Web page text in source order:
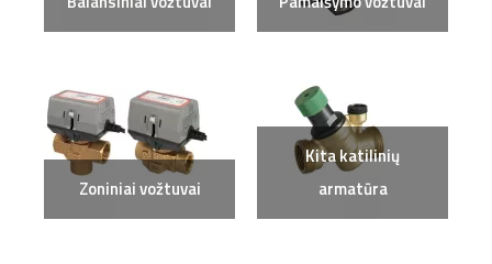
Zoniniai vožtuvai
Kita katilinių
armatūra